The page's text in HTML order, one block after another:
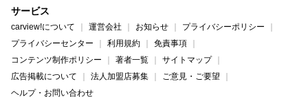
サービス
carview!について 運営会社 お知らせ
プライバシーポリシー
プライバシーセンター
利用規約
免責事項
コンテンツ制作ポリシー
著者一覧
サイトマップ
広告掲載について
法人加盟店募集
ご意見・ご要望
ヘルプ・お問い合わせ